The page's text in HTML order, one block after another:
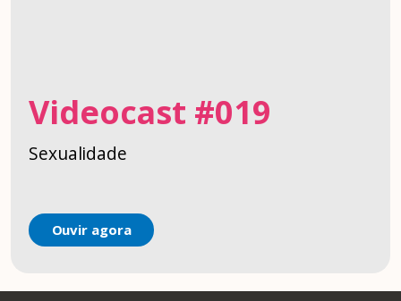
Videocast #019
Sexualidade
Ouvir agora